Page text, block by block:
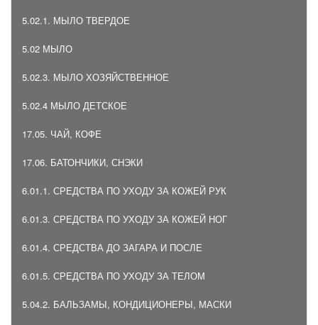
5.02.1. МЫЛО ТВЕРДОЕ
5.02 МЫЛО
5.02.3. МЫЛО ХОЗЯЙСТВЕННОЕ
5.02.4 МЫЛО ДЕТСКОЕ
17.05. ЧАЙ, КОФЕ
17.06. БАТОНЧИКИ, СНЭКИ
6.01.1. СРЕДСТВА ПО УХОДУ ЗА КОЖЕЙ РУК
6.01.3. СРЕДСТВА ПО УХОДУ ЗА КОЖЕЙ НОГ
6.01.4. СРЕДСТВА ДО ЗАГАРА И ПОСЛЕ
6.01.5. СРЕДСТВА ПО УХОДУ ЗА ТЕЛОМ
5.04.2. БАЛЬЗАМЫ, КОНДИЦИОНЕРЫ, МАСКИ